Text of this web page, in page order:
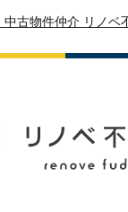
中古物件仲介 リノベ